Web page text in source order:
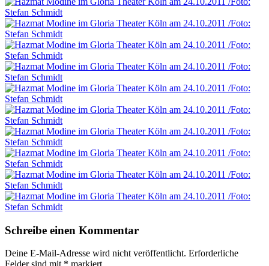
Schreibe einen Kommentar
Deine E-Mail-Adresse wird nicht veröffentlicht. Erforderliche